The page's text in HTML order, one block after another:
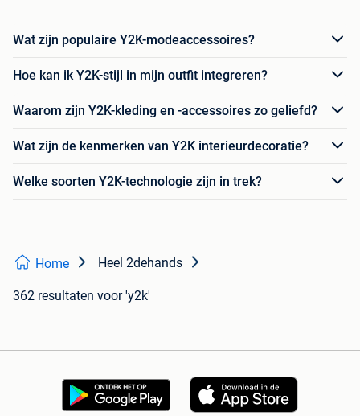
Wat zijn populaire Y2K-modeaccessoires?
Hoe kan ik Y2K-stijl in mijn outfit integreren?
Waarom zijn Y2K-kleding en -accessoires zo geliefd?
Wat zijn de kenmerken van Y2K interieurdecoratie?
Welke soorten Y2K-technologie zijn in trek?
Home Heel 2dehands
362 resultaten voor 'y2k'